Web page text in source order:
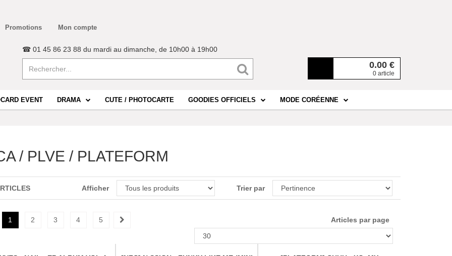
Promotions Mon compte
0.00 €
0 article
☎ 01 45 86 23 88 du mardi au dimanche, de 10h00 à 19h00
EVENT DRAMA CUTE / PHOTOCARTE GOODIES OFFICIELS MODE CORÉENNE
/ PLVE / PLATEFORM
Afficher Trier par
1 2 3 4 5 Articles par page